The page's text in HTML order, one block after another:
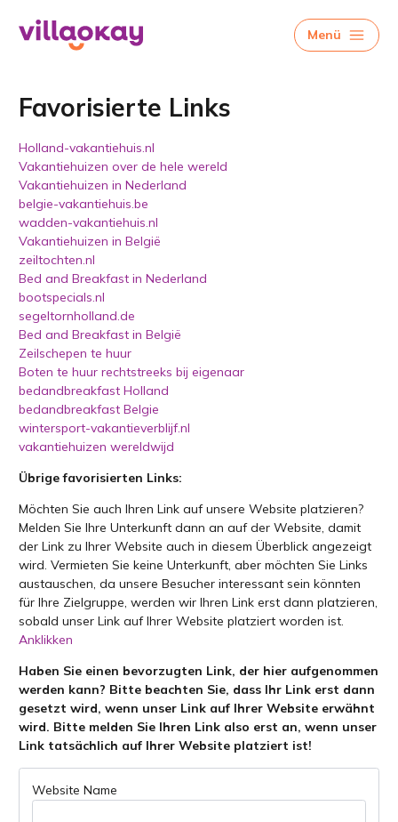
Menü
Favorisierte Links
Holland-vakantiehuis.nl
Vakantiehuizen over de hele wereld
Vakantiehuizen in Nederland
belgie-vakantiehuis.be
wadden-vakantiehuis.nl
Vakantiehuizen in België
zeiltochten.nl
Bed and Breakfast in Nederland
bootspecials.nl
segeltornholland.de
Bed and Breakfast in België
Zeilschepen te huur
Boten te huur rechtstreeks bij eigenaar
bedandbreakfast Holland
bedandbreakfast Belgie
wintersport-vakantieverblijf.nl
vakantiehuizen wereldwijd
Übrige favorisierten Links:
Möchten Sie auch Ihren Link auf unsere Website platzieren?
Melden Sie Ihre Unterkunft dann an auf der Website, damit
der Link zu Ihrer Website auch in diesem Überblick angezeigt
wird. Vermieten Sie keine Unterkunft, aber möchten Sie Links
austauschen, da unsere Besucher interessant sein könnten
für Ihre Zielgruppe, werden wir Ihren Link erst dann platzieren,
sobald unser Link auf Ihrer Website platziert worden ist.
Anklikken
Haben Sie einen bevorzugten Link, der hier aufgenommen
werden kann? Bitte beachten Sie, dass Ihr Link erst dann
gesetzt wird, wenn unser Link auf Ihrer Website erwähnt
wird. Bitte melden Sie Ihren Link also erst an, wenn unser
Link tatsächlich auf Ihrer Website platziert ist!
Website Name